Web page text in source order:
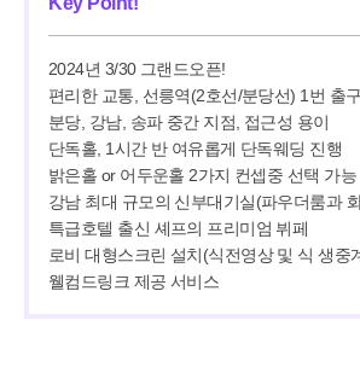
2024년 3/30 그랜드오픈!
편리한 교통, 선릉역(2호선/분당선) 1번 출
분당, 강남, 송파 중간 지점, 접근성 용이
단독홀, 1시간 반 여유롭게 단독웨딩 진행
밝은홀 or 어두운홀 2가지 컨셉중 선택 가능
강남 최대 규모의 신부대기실(파우더룸과
특급호텔 출신 셰프의 프리미엄 뷔페
로비 대형스크린 설치(식전영상 및 식 생중
웰컴드링크 제공 서비스